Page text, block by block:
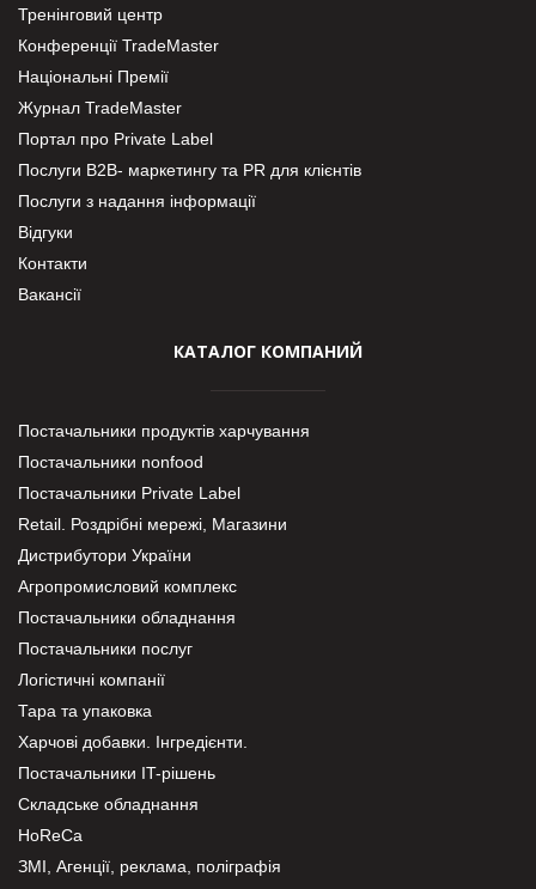
Тренінговий центр
Конференції TradeMaster
Національні Премії
Журнал TradeMaster
Портал про Private Label
Послуги В2В- маркетингу та PR для клієнтів
Послуги з надання інформації
Відгуки
Контакти
Вакансії
КАТАЛОГ КОМПАНИЙ
Постачальники продуктів харчування
Постачальники nonfood
Постачальники Private Label
Retail. Роздрібні мережі, Магазини
Дистрибутори України
Агропромисловий комплекс
Постачальники обладнання
Постачальники послуг
Логістичні компанії
Тара та упаковка
Харчові добавки. Інгредієнти.
Постачальники IT-рішень
Складське обладнання
HoReCa
ЗМІ, Агенції, реклама, поліграфія